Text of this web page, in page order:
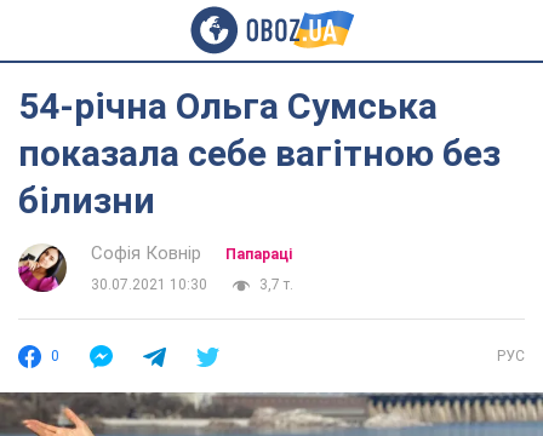
54-річна Ольга Сумська
показала себе вагітною без
білизни
Софія Ковнір
Папараці
30.07.2021 10:30
3,7 т.
0 РУС